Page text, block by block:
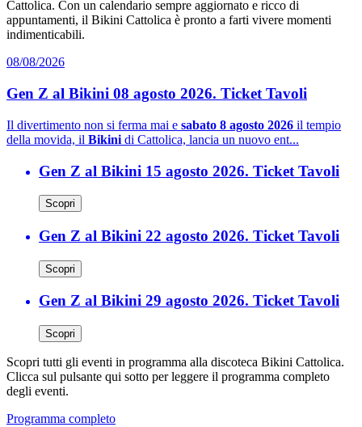
Cattolica. Con un calendario sempre aggiornato e ricco di
appuntamenti, il Bikini Cattolica è pronto a farti vivere momenti
indimenticabili.
08/08/2026
Gen Z al Bikini 08 agosto 2026. Ticket Tavoli
Il divertimento non si ferma mai e sabato 8 agosto 2026 il tempio
della movida, il Bikini di Cattolica, lancia un nuovo ent...
Gen Z al Bikini 15 agosto 2026. Ticket Tavoli
Scopri
Gen Z al Bikini 22 agosto 2026. Ticket Tavoli
Scopri
Gen Z al Bikini 29 agosto 2026. Ticket Tavoli
Scopri
Scopri tutti gli eventi in programma alla discoteca Bikini Cattolica.
Clicca sul pulsante qui sotto per leggere il programma completo
degli eventi.
Programma completo